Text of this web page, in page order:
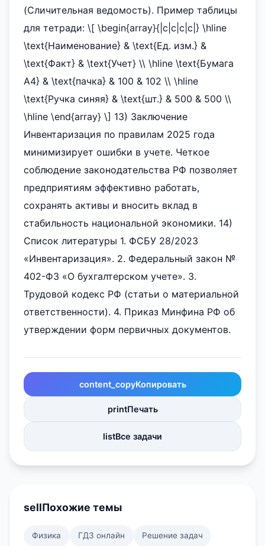
(Сличительная ведомость). Пример таблицы
для тетради: \[ \begin{array}{|c|c|c|c|} \hline
\text{Наименование} & \text{Ед. изм.} &
\text{Факт} & \text{Учет} \\ \hline \text{Бумага
А4} & \text{пачка} & 100 & 102 \\ \hline
\text{Ручка синяя} & \text{шт.} & 500 & 500 \\
\hline \end{array} \] 13) Заключение
Инвентаризация по правилам 2025 года
минимизирует ошибки в учете. Четкое
соблюдение законодательства РФ позволяет
предприятиям эффективно работать,
сохранять активы и вносить вклад в
стабильность национальной экономики. 14)
Список литературы 1. ФСБУ 28/2023
«Инвентаризация». 2. Федеральный закон №
402-ФЗ «О бухгалтерском учете». 3.
Трудовой кодекс РФ (статьи о материальной
ответственности). 4. Приказ Минфина РФ об
утверждении форм первичных документов.
content_copyКопировать
printПечать
listВсе задачи
sellПохожие темы
Физика ГДЗ онлайн Решение задач